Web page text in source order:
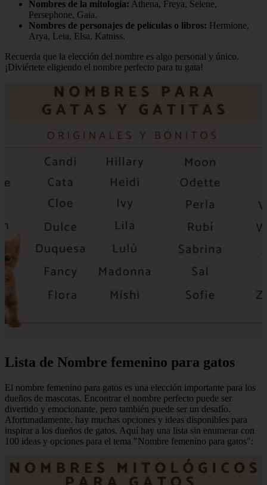
Nombres de la mitología: Athena, Freya, Selene,
Persephone, Gaia.
Nombres de personajes de películas o libros: Hermione,
Arya, Leia, Elsa, Katniss.
Recuerda que la elección del nombre es algo personal y único.
¡Diviértete eligiendo el nombre perfecto para tu gata!
Lista de Nombre femenino para gatos
El nombre femenino para gatos es una elección importante para los
dueños de mascotas. Encontrar el nombre perfecto puede ser
divertido y emocionante, pero también puede ser un desafío.
Afortunadamente, hay muchas opciones y ideas disponibles para
inspirar a los dueños de gatos. Aquí hay una lista sin enumerar con
100 ideas y opciones para el tema "Nombre femenino para gatos":